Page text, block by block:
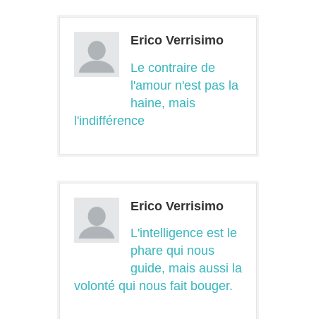
Erico Verrisimo
Le contraire de
l'amour n'est pas la
haine, mais
l'indifférence
Erico Verrisimo
L'intelligence est le
phare qui nous
guide, mais aussi la
volonté qui nous fait bouger.